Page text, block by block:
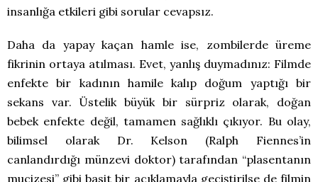
insanlığa etkileri gibi sorular cevapsız.
Daha da yapay kaçan hamle ise, zombilerde üreme
fikrinin ortaya atılması. Evet, yanlış duymadınız: Filmde
enfekte bir kadının hamile kalıp doğum yaptığı bir
sekans var. Üstelik büyük bir sürpriz olarak, doğan
bebek enfekte değil, tamamen sağlıklı çıkıyor. Bu olay,
bilimsel olarak Dr. Kelson (Ralph Fiennes’in
canlandırdığı münzevi doktor) tarafından “plasentanın
mucizesi” gibi basit bir açıklamayla geçiştirilse de filmin